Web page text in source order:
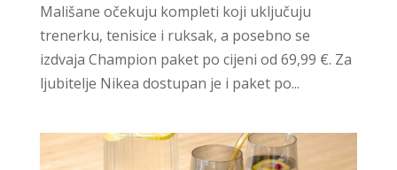
Mališane očekuju kompleti koji uključuju
trenerku, tenisice i ruksak, a posebno se
izdvaja Champion paket po cijeni od 69,99 €. Za
ljubitelje Nikea dostupan je i paket po...